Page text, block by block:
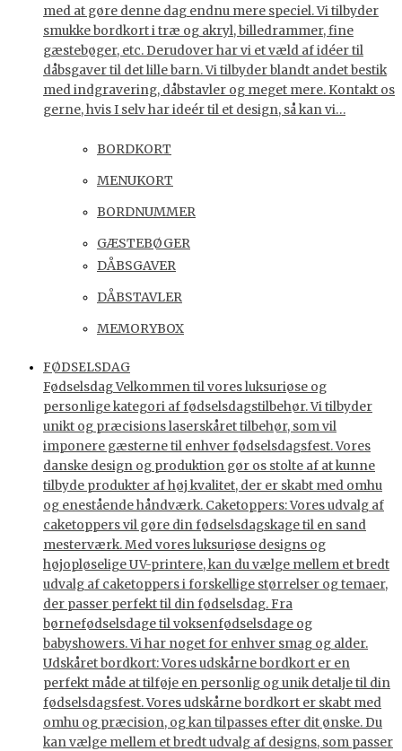
med at gøre denne dag endnu mere speciel. Vi tilbyder
smukke bordkort i træ og akryl, billedrammer, fine
gæstebøger, etc. Derudover har vi et væld af idéer til
dåbsgaver til det lille barn. Vi tilbyder blandt andet bestik
med indgravering, dåbstavler og meget mere. Kontakt os
gerne, hvis I selv har ideér til et design, så kan vi…
BORDKORT
MENUKORT
BORDNUMMER
GÆSTEBØGER
DÅBSGAVER
DÅBSTAVLER
MEMORYBOX
FØDSELSDAG
Fødselsdag Velkommen til vores luksuriøse og
personlige kategori af fødselsdagstilbehør. Vi tilbyder
unikt og præcisions laserskåret tilbehør, som vil
imponere gæsterne til enhver fødselsdagsfest. Vores
danske design og produktion gør os stolte af at kunne
tilbyde produkter af høj kvalitet, der er skabt med omhu
og enestående håndværk. Caketoppers: Vores udvalg af
caketoppers vil gøre din fødselsdagskage til en sand
mesterværk. Med vores luksuriøse designs og
højopløselige UV-printere, kan du vælge mellem et bredt
udvalg af caketoppers i forskellige størrelser og temaer,
der passer perfekt til din fødselsdag. Fra
børnefødselsdage til voksenfødselsdage og
babyshowers. Vi har noget for enhver smag og alder.
Udskåret bordkort: Vores udskårne bordkort er en
perfekt måde at tilføje en personlig og unik detalje til din
fødselsdagsfest. Vores udskårne bordkort er skabt med
omhu og præcision, og kan tilpasses efter dit ønske. Du
kan vælge mellem et bredt udvalg af designs, som passer